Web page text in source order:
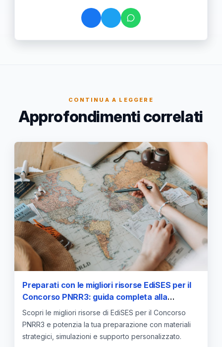
CONTINUA A LEGGERE
Approfondimenti correlati
Preparati con le migliori risorse EdiSES per il
Concorso PNRR3: guida completa alla
strategia di studio
Scopri le migliori risorse di EdiSES per il Concorso
PNRR3 e potenzia la tua preparazione con materiali
strategici, simulazioni e supporto personalizzato.